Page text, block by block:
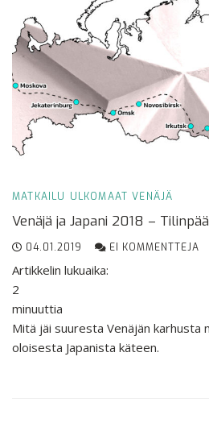
MATKAILU ULKOMAAT VENÄJÄ
Venäjä ja Japani 2018 –
04.01.2019 EI KOMMENTTEJA
Artikkelin lukuaika:
2
minuuttia
Mitä jäi suuresta Venäjän karhusta
oloisesta Japanista käteen.